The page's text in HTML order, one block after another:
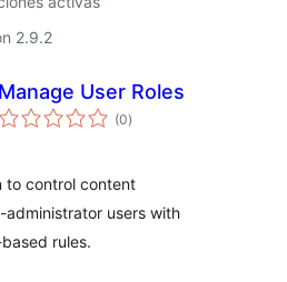
2.9.2
Manage User Roles
(0evaluación
total
)
to control content
users with
rules.